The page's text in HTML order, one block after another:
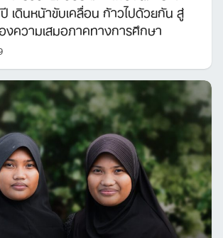
เดินหน้าขับเคลื่อน ก้าวไปด้วยกัน สู่
ความเสมอภาคทางการศึกษา